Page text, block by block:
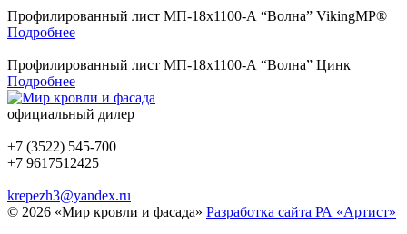
Профилированный лист МП-18х1100-А “Волна” VikingMP®
Подробнее
Профилированный лист МП-18х1100-А “Волна” Цинк
Подробнее
официальный дилер
+7 (3522) 545-700
+7 9617512425
krepezh3@yandex.ru
© 2026 «Мир кровли и фасада» Разработка сайта РА «Артист»